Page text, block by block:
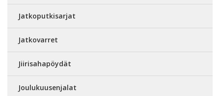
Jatkoputkisarjat
Jatkovarret
Jiirisahapöydät
Joulukuusenjalat